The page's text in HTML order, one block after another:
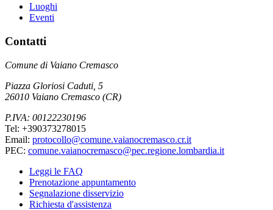
Luoghi
Eventi
Contatti
Comune di Vaiano Cremasco
Piazza Gloriosi Caduti, 5
26010 Vaiano Cremasco (CR)
P.IVA: 00122230196
Tel: +390373278015
Email: protocollo@comune.vaianocremasco.cr.it
PEC: comune.vaianocremasco@pec.regione.lombardia.it
Leggi le FAQ
Prenotazione appuntamento
Segnalazione disservizio
Richiesta d'assistenza